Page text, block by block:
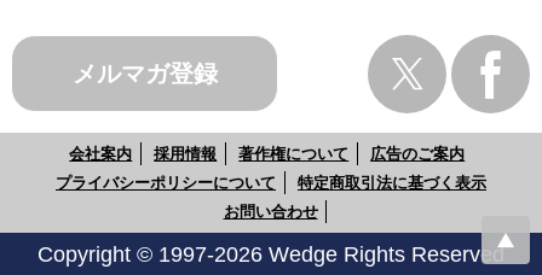
メルマガ登録
会社案内 採用情報 著作権について
広告のご案内
プライバシーポリシーについて
特定商取引法に基づく表示
お問い合わせ
Copyright © 1997-2026 Wedge Rights Reserved